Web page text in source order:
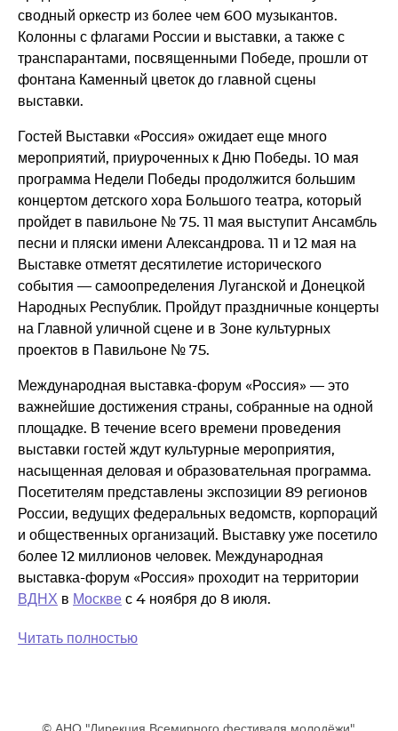
сводный оркестр из более чем 600 музыкантов.
Колонны с флагами России и выставки, а также с
транспарантами, посвященными Победе, прошли от
фонтана Каменный цветок до главной сцены
выставки.
Гостей Выставки «Россия» ожидает еще много
мероприятий, приуроченных к Дню Победы. 10 мая
программа Недели Победы продолжится большим
концертом детского хора Большого театра, который
пройдет в павильоне № 75. 11 мая выступит Ансамбль
песни и пляски имени Александрова. 11 и 12 мая на
Выставке отметят десятилетие исторического
события — самоопределения Луганской и Донецкой
Народных Республик. Пройдут праздничные концерты
на Главной уличной сцене и в Зоне культурных
проектов в Павильоне № 75.
Международная выставка-форум «Россия» — это
важнейшие достижения страны, собранные на одной
площадке. В течение всего времени проведения
выставки гостей ждут культурные мероприятия,
насыщенная деловая и образовательная программа.
Посетителям представлены экспозиции 89 регионов
России, ведущих федеральных ведомств, корпораций
и общественных организаций. Выставку уже посетило
более 12 миллионов человек. Международная
выставка-форум «Россия» проходит на территории
ВДНХ в Москве с 4 ноября до 8 июля.
Читать полностью